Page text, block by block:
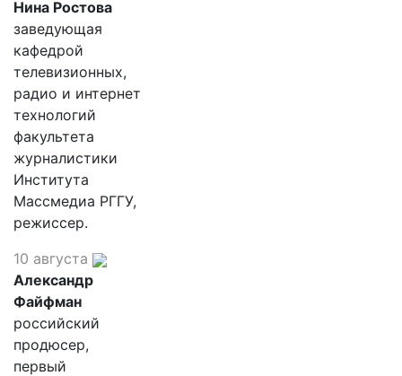
Нина Ростова
заведующая
кафедрой
телевизионных,
радио и интернет
технологий
факультета
журналистики
Института
Массмедиа РГГУ,
режиссер.
10 августа
Александр
Файфман
российский
продюсер,
первый